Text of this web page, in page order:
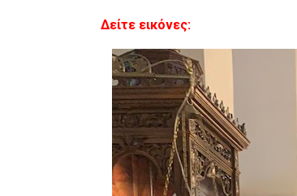
Δείτε εικόνες: